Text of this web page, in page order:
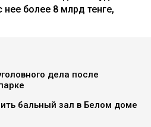
более 8 млрд тенге,
дела после
бальный зал в Белом доме